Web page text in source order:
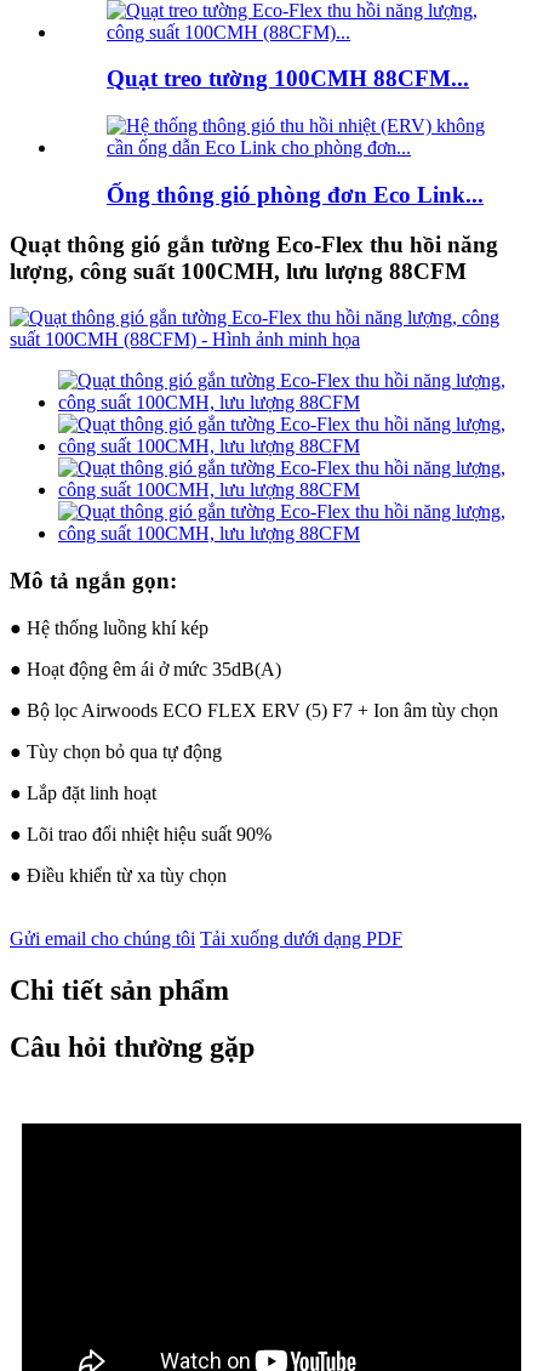
Quạt treo tường 100CMH 88CFM...
Ống thông gió phòng đơn Eco Link...
Quạt thông gió gắn tường Eco-Flex thu hồi năng
lượng, công suất 100CMH, lưu lượng 88CFM
Mô tả ngắn gọn:
● Hệ thống luồng khí kép
● Hoạt động êm ái ở mức 35dB(A)
● Bộ lọc Airwoods ECO FLEX ERV (5) F7 + Ion âm tùy chọn
● Tùy chọn bỏ qua tự động
● Lắp đặt linh hoạt
● Lõi trao đổi nhiệt hiệu suất 90%
● Điều khiển từ xa tùy chọn
Gửi email cho chúng tôi Tải xuống dưới dạng PDF
Chi tiết sản phẩm
Câu hỏi thường gặp